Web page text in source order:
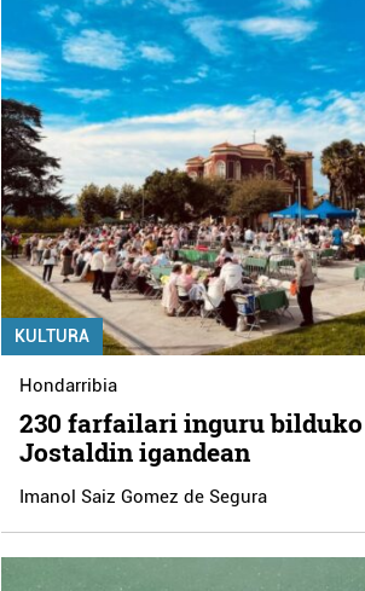
KULTURA
Hondarribia
230 farfailari inguru
Jostaldin igandean
Imanol Saiz Gomez de Segura